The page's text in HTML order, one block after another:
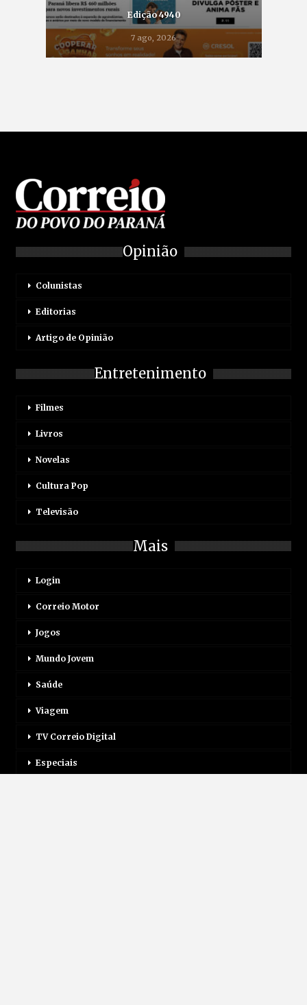
Edição 4940
7 ago, 2026
Opinião
Colunistas
Editorias
Artigo de Opinião
Entretenimento
Filmes
Livros
Novelas
Cultura Pop
Televisão
Mais
Login
Correio Motor
Jogos
Mundo Jovem
Saúde
Viagem
TV Correio Digital
Especiais